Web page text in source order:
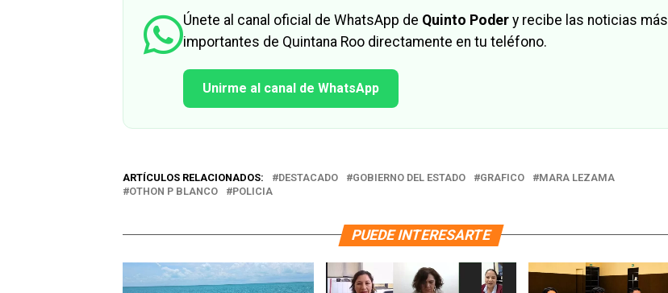
Únete al canal oficial de WhatsApp de Quinto Poder y recibe las noticias más
importantes de Quintana Roo directamente en tu teléfono.
Unirme al canal de WhatsApp
ARTÍCULOS RELACIONADOS: DESTACADO GOBIERNO DEL ESTADO GRAFICO
MARA LEZAMA
OTHON P BLANCO
POLICIA
PUEDE INTERESARTE